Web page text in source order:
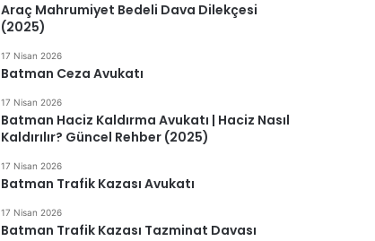
Araç Mahrumiyet Bedeli Dava Dilekçesi
(2025)
17 Nisan 2026
Batman Ceza Avukatı
17 Nisan 2026
Batman Haciz Kaldırma Avukatı | Haciz Nasıl
Kaldırılır? Güncel Rehber (2025)
17 Nisan 2026
Batman Trafik Kazası Avukatı
17 Nisan 2026
Batman Trafik Kazası Tazminat Davası